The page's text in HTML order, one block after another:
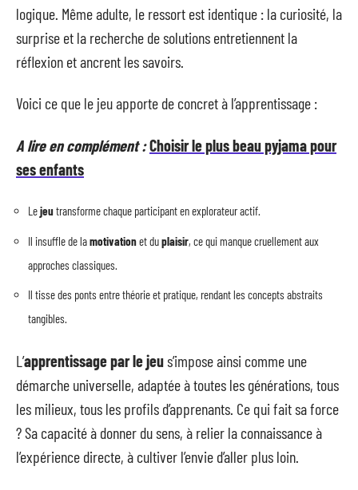
logique. Même adulte, le ressort est identique : la curiosité, la
surprise et la recherche de solutions entretiennent la
réflexion et ancrent les savoirs.
Voici ce que le jeu apporte de concret à l’apprentissage :
A lire en complément :Choisir le plus beau pyjama pour
ses enfants
Lejeutransforme chaque participant en explorateur actif.
Il insuffle de lamotivationet duplaisir, ce qui manque cruellement aux
approches classiques.
Il tisse des ponts entre théorie et pratique, rendant les concepts abstraits
tangibles.
L’apprentissage par le jeus’impose ainsi comme une
démarche universelle, adaptée à toutes les générations, tous
les milieux, tous les profils d’apprenants. Ce qui fait sa force
? Sa capacité à donner du sens, à relier la connaissance à
l’expérience directe, à cultiver l’envie d’aller plus loin.